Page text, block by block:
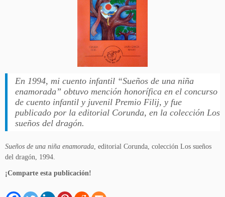
En 1994, mi cuento infantil “Sueños de una niña
enamorada” obtuvo mención honorífica en el concurso
de cuento infantil y juvenil Premio Filij, y fue
publicado por la editorial Corunda, en la colección Los
sueños del dragón.
Sueños de una niña enamorada, editorial Corunda, colección Los sueños
del dragón, 1994.
¡Comparte esta publicación!